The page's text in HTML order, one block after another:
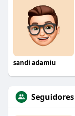
sandi adamiu
Seguidores